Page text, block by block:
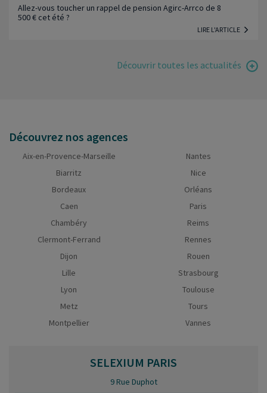
Allez-vous toucher un rappel de pension Agirc-Arrco de 8
500 € cet été ?
LIRE L'ARTICLE
Découvrir toutes les actualités
Découvrez nos agences
Aix-en-Provence-Marseille
Biarritz
Bordeaux
Caen
Chambéry
Clermont-Ferrand
Dijon
Lille
Lyon
Metz
Montpellier
Nantes
Nice
Orléans
Paris
Reims
Rennes
Rouen
Strasbourg
Toulouse
Tours
Vannes
SELEXIUM PARIS
9 Rue Duphot